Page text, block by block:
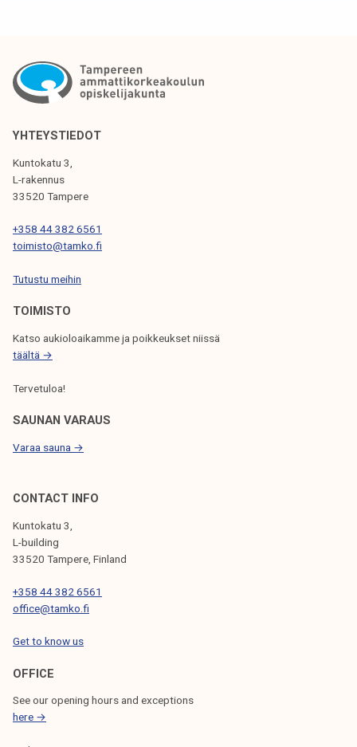
k
a
v
u
u
i
l
l
o
p
k
e
i
o
l
!
YHTEYSTIEDOT
Kuntokatu 3,
L-rakennus
33520 Tampere
+358 44 382 6561
toimisto@tamko.fi
Tutustu meihin
TOIMISTO
Katso aukioloaikamme ja poikkeukset niissä
täältä →
Tervetuloa!
SAUNAN VARAUS
Varaa sauna →
CONTACT INFO
Kuntokatu 3,
L-building
33520 Tampere, Finland
+358 44 382 6561
office@tamko.fi
Get to know us
OFFICE
See our opening hours and exceptions
here →